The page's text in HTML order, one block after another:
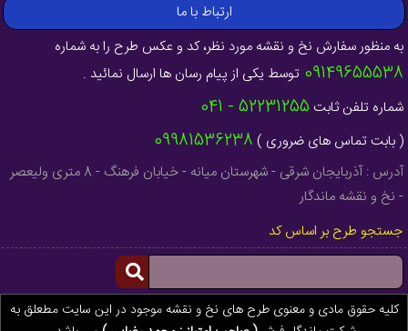
ارتباط با ما
به منظور سفارش نخ و نقشه مورد نظر، کد و عکس طرح را به شماره
09149655538 توسط یکی از پیام رسان ها ارسال نمائید .
شماره تلفن ثابت 52231255 - 041
( بابت تماس های ضروری ) 09981536238
آدرس : آذربایجان شرقی - شهرستان میانه - خیابان فرهنگ - 8 متری ولیعصر
- نخ و نقشه ماندگار
جستجو طرح بر اساس کد
کلیه حقوق مادی و معنوی طرح های نخ و نقشه موجود در این سایت مطعلق به